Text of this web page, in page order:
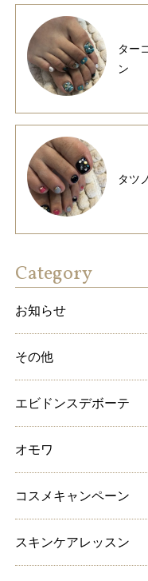
ター
ン
タツ
Category
お知らせ
その他
エビドンスデボーテ
オモワ
コスメキャンペーン
スキンケアレッスン